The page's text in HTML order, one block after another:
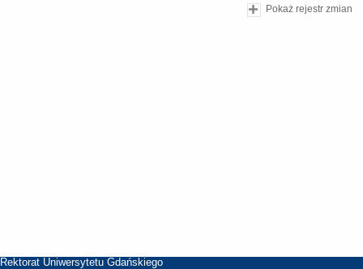
Pokaż rejestr zmian
Rektorat Uniwersytetu Gdańskiego